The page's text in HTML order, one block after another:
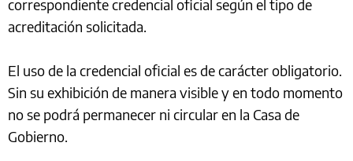
correspondiente credencial oficial según el tipo de
acreditación solicitada.
El uso de la credencial oficial es de carácter obligatorio.
Sin su exhibición de manera visible y en todo momento
no se podrá permanecer ni circular en la Casa de
Gobierno.